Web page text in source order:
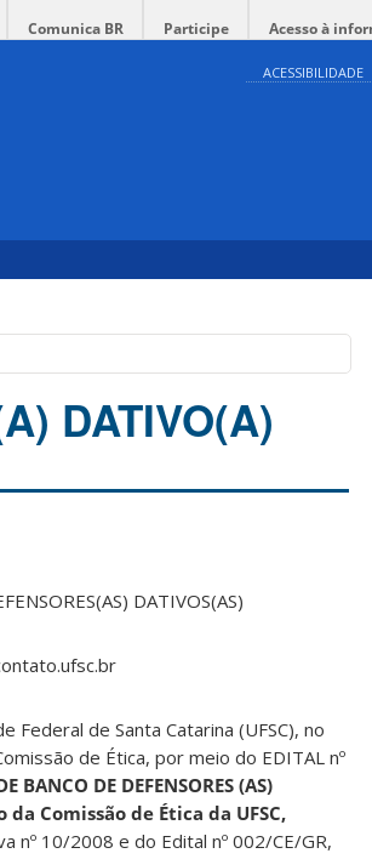
Comunica BR Participe Acesso à
ACESSIBILIDADE
DATIVO(A)
DATIVOS(AS)
Federal de Santa Catarina (UFSC), no
de Ética, por meio do EDITAL nº
BANCO DE DEFENSORES (AS)
Comissão de Ética da UFSC,
nº 10/2008 e do Edital nº 002/CE/GR,